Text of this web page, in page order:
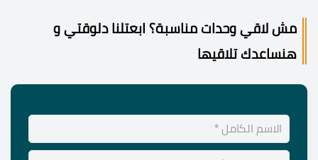
مش لاقي وحدات مناسبة؟ ابعتلنا دلوقتي و
هنساعدك تلاقيها